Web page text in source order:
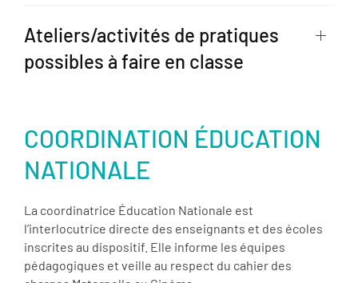
Ateliers/activités de pratiques
possibles à faire en classe
COORDINATION ÉDUCATION
NATIONALE
La coordinatrice Éducation Nationale est
l’interlocutrice directe des enseignants et des écoles
inscrites au dispositif. Elle informe les équipes
pédagogiques et veille au respect du cahier des